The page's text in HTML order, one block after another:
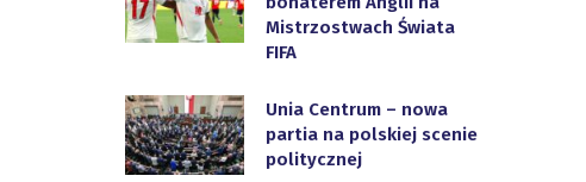
Mistrzostwach Świata
FIFA
Unia Centrum – nowa
partia na polskiej scenie
politycznej